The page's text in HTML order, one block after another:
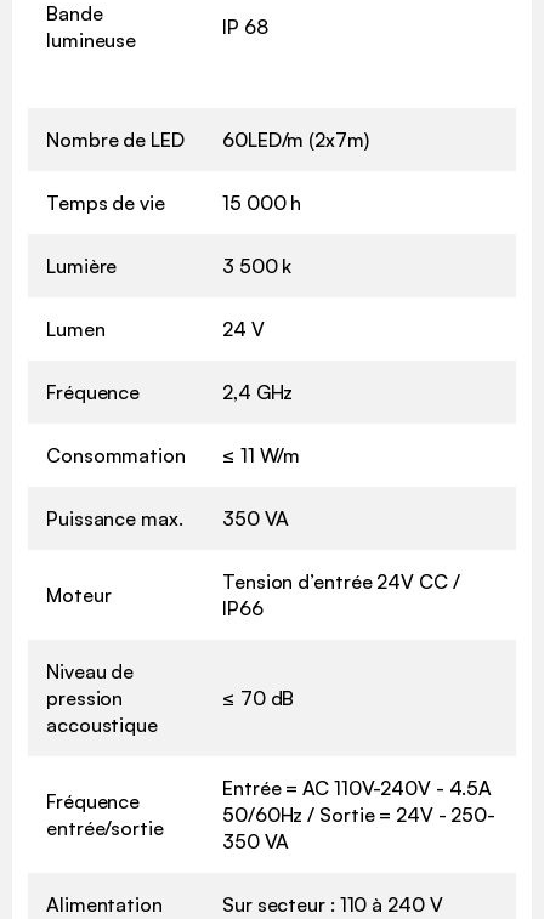
Bande
lumineuse
IP 68
Nombre de LED 60LED/m (2x7m)
Temps de vie 15 000 h
Lumière 3 500 k
Lumen 24 V
Fréquence 2,4 GHz
Consommation ≤ 11 W/m
Puissance max. 350 VA
Moteur
Tension d’entrée 24V CC /
IP66
Niveau de
pression
accoustique
≤ 70 dB
Fréquence
entrée/sortie
Entrée = AC 110V-240V - 4.5A
50/60Hz / Sortie = 24V - 250-
350 VA
Alimentation Sur secteur : 110 à 240 V